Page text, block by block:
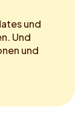
und
Und
und